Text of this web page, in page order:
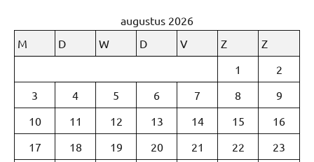
augustus 2026
M
D W D V Z
Z
1
2
3
4 5 6 7 8
9
10
11 12 13 14 15
16
17
18 19 20 21 22
23